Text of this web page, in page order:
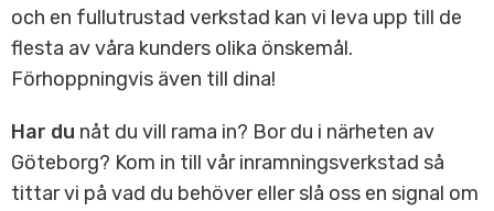
och en fullutrustad verkstad kan vi leva upp till de
flesta av våra kunders olika önskemål.
Förhoppningvis även till dina!
Har du nåt du vill rama in? Bor du i närheten av
Göteborg? Kom in till vår inramningsverkstad så
tittar vi på vad du behöver eller slå oss en signal om